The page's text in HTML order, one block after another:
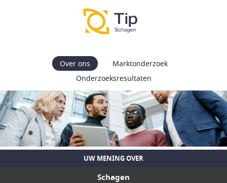
Over ons
Marktonderzoek
Onderzoeksresultaten
UW MENING OVER
Schagen